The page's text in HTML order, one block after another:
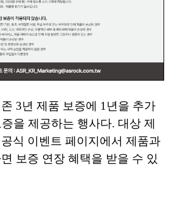
3년 제품 보증에 1년을 추가
을 제공하는 행사다. 대상 제
식 이벤트 페이지에서 제품과
보증 연장 혜택을 받을 수 있